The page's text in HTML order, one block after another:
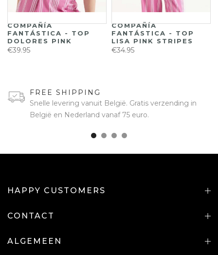
COMPAÑÍA
FANTÁSTICA - TOP
DOLORES PINK
€39.95
COMPAÑÍA
FANTÁSTICA - TOP
LISA PINK STRIPES
€34.95
FREE SHIPPING
Snelle levering vanuit België. Gratis verzending in
België en Nederland vanaf 75 euro.
HAPPY CUSTOMERS
CONTACT
ALGEMEEN